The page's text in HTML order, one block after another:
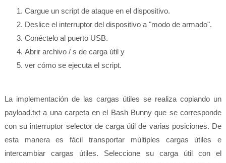
Cargue un script de ataque en el dispositivo.
Deslice el interruptor del dispositivo a "modo de armado".
Conéctelo al puerto USB.
Abrir archivo / s de carga útil y
ver cómo se ejecuta el script.
La implementación de las cargas útiles se realiza copiando un
payload.txt a una carpeta en el Bash Bunny que se corresponde
con su interruptor selector de carga útil de varias posiciones. De
esta manera es fácil transportar múltiples cargas útiles e
intercambiar cargas útiles. Seleccione su carga útil con el